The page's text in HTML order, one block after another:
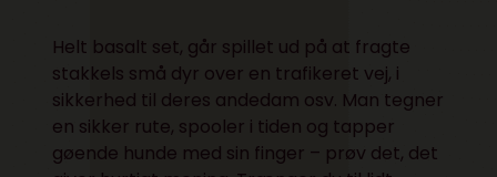
Helt basalt set, går spillet ud på at fragte
stakkels små dyr over en trafikeret vej, i
sikkerhed til deres andedam osv. Man tegner
en sikker rute, spooler i tiden og tapper
gøende hunde med sin finger – prøv det, det